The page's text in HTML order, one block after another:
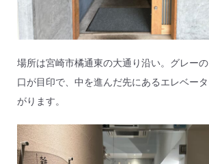
場所は宮崎市橘通東の大通り沿い。グレー
口が目印で、中を進んだ先にあるエレベー
がります。